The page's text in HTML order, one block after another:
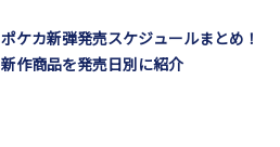
ポケカ新弾発売スケジュールまとめ！
新作商品を発売日別に紹介